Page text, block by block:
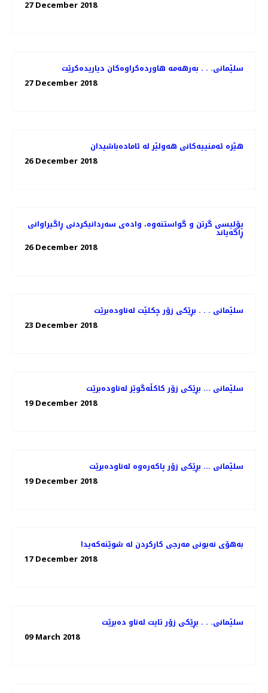
27 December 2018
سلێمانی. . . به‌رهه‌مه‌ هاورده‌كراوه‌كان دیاریده‌كرێت
27 December 2018
هێزە ئەمنییەكانی هەولێر لە ئامادەباشیدان
26 December 2018
پۆلیسی گرتن و گواستنەوە، وادەی سەردانیكردنی ڕاگیراوانی
ڕاگەیاند
26 December 2018
سلێمانی . . . بڕێكی زۆر چكلێت له‌ناوده‌برێت
23 December 2018
سلێمانی ... بڕێكی زۆر كاكڵه‌گوێز له‌ناوده‌برێت
19 December 2018
سلێمانی ... بڕێكی زۆر پاكه‌ره‌وه‌ له‌ناوده‌برێت
19 December 2018
به‌هۆی نه‌بونی مه‌رجی كاركردن له‌ شوێنه‌كه‌یدا
17 December 2018
سلێمانی. . . بڕێكی زۆر تایت له‌ناو ده‌برێت
09 March 2018